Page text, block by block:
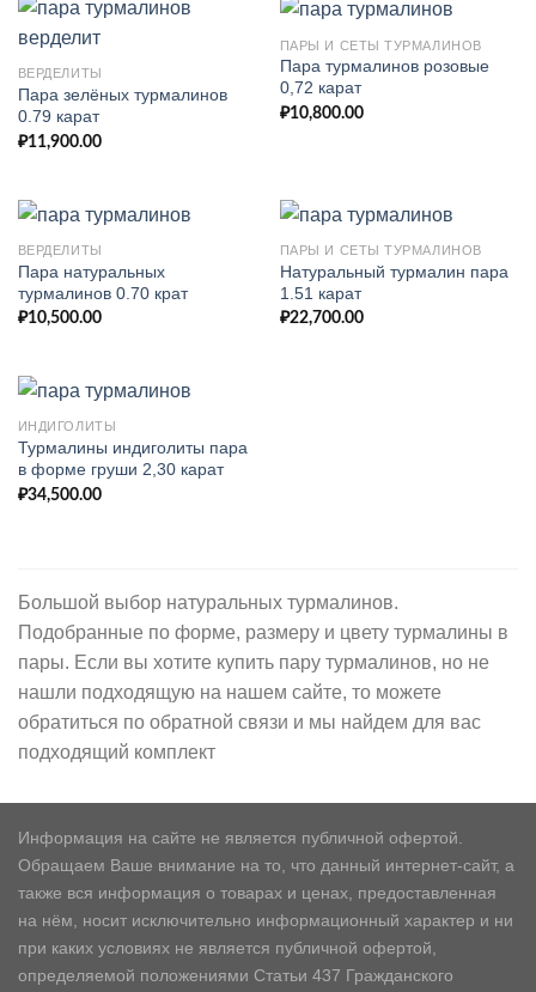
ВЕРДЕЛИТЫ
Пара зелёных турмалинов
0.79 карат
₽11,900.00
ПАРЫ И СЕТЫ ТУРМАЛИНОВ
Пара турмалинов розовые
0,72 карат
₽10,800.00
ВЕРДЕЛИТЫ
Пара натуральных
турмалинов 0.70 крат
₽10,500.00
ПАРЫ И СЕТЫ ТУРМАЛИНОВ
Натуральный турмалин пара
1.51 карат
₽22,700.00
ИНДИГОЛИТЫ
Турмалины индиголиты пара
в форме груши 2,30 карат
₽34,500.00
Большой выбор натуральных турмалинов.
Подобранные по форме, размеру и цвету турмалины в
пары. Если вы хотите купить пару турмалинов, но не
нашли подходящую на нашем сайте, то можете
обратиться по обратной связи и мы найдем для вас
подходящий комплект
Информация на сайте не является публичной офертой.
Обращаем Ваше внимание на то, что данный интернет-сайт, а
также вся информация о товарах и ценах, предоставленная
на нём, носит исключительно информационный характер и ни
при каких условиях не является публичной офертой,
определяемой положениями Статьи 437 Гражданского